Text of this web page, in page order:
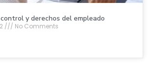
y derechos del empleado
No Comments